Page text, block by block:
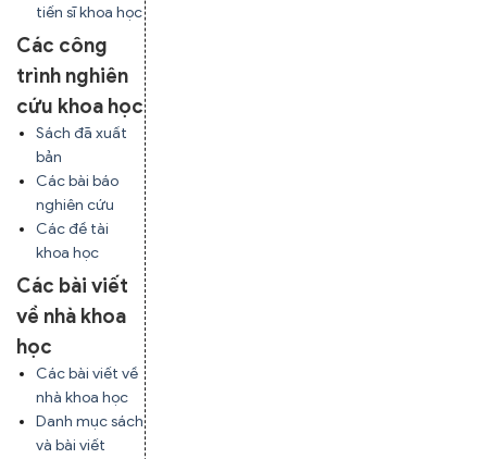
tiến sĩ khoa học
Các công
trình nghiên
cứu khoa học
Sách đã xuất
bản
Các bài báo
nghiên cứu
Các đề tài
khoa học
Các bài viết
về nhà khoa
học
Các bài viết về
nhà khoa học
Danh mục sách
và bài viết